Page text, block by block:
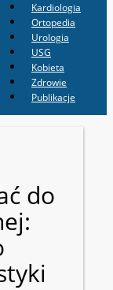
Kardiologia
Ortopedia
Urologia
USG
Kobieta
Zdrowie
Publikacje
do